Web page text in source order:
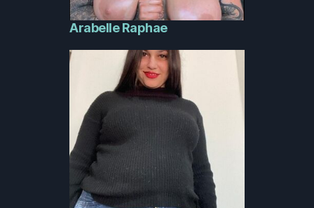
Arabelle Raphae